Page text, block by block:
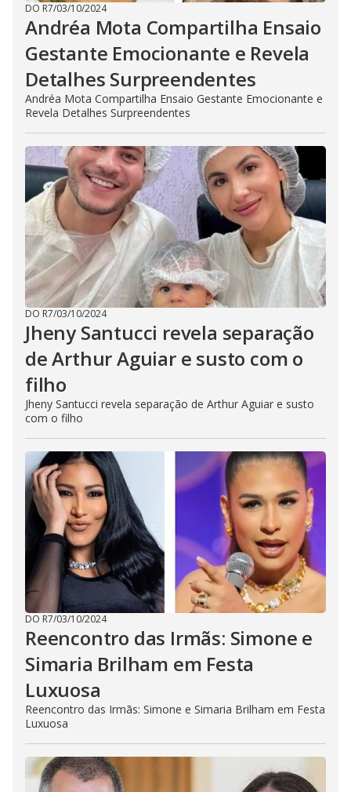
DO R7/03/10/2024
Andréa Mota Compartilha Ensaio
Gestante Emocionante e Revela
Detalhes Surpreendentes
Andréa Mota Compartilha Ensaio Gestante Emocionante e
Revela Detalhes Surpreendentes
DO R7/03/10/2024
Jheny Santucci revela separação
de Arthur Aguiar e susto com o
filho
Jheny Santucci revela separação de Arthur Aguiar e susto
com o filho
DO R7/03/10/2024
Reencontro das Irmãs: Simone e
Simaria Brilham em Festa
Luxuosa
Reencontro das Irmãs: Simone e Simaria Brilham em Festa
Luxuosa